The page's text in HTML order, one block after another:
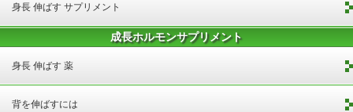
身長 伸ばす サプリメント
成長ホルモンサプリメント
身長 伸ばす 薬
背を伸ばすには